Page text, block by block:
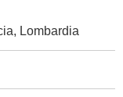
Lombardia